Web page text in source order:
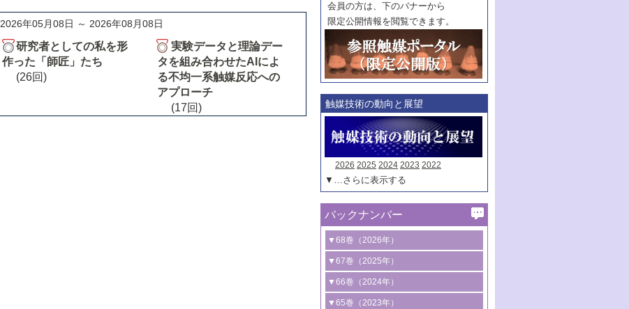
2026年05月08日 ～ 2026年08月08日
研究者としての私を形
作った「師匠」たち
(26回)
実験データと理論デー
タを組み合わせたAIによ
る不均一系触媒反応への
アプローチ
(17回)
号
触媒年鑑
年度
記事種別
マーク：
マークあり
会員の方は、下のバナーから
限定公開情報を閲覧できます。
触媒技術の動向と展望
2026 2025 2024 2023 2022
▼…さらに表示する
バックナンバー
▼68巻（2026年）
1号 過酸化水素合成に関する研究動向
2号 コンピューター技術により加速する
触媒開発
▼67巻（2025年）
1号 CO
水素化によるグリーン燃料/グリ
ーンケミカル製造
▼66巻（2024年）
1号 低次元ナノ構造を有する触媒材料
▼65巻（2023年）